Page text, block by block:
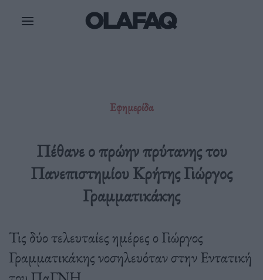
Εφημερίδα
Πέθανε ο πρώην πρύτανης του
Πανεπιστημίου Κρήτης Γιώργος
Γραμματικάκης
Τις δύο τελευταίες ημέρες ο Γιώργος
Γραμματικάκης νοσηλευόταν στην Εντατική